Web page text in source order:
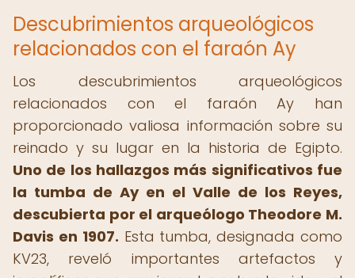
Descubrimientos arqueológicos
relacionados con el faraón Ay
Los descubrimientos arqueológicos
relacionados con el faraón Ay han
proporcionado valiosa información sobre su
reinado y su lugar en la historia de Egipto.
Uno de los hallazgos más significativos fue
la tumba de Ay en el Valle de los Reyes,
descubierta por el arqueólogo Theodore M.
Davis en 1907. Esta tumba, designada como
KV23, reveló importantes artefactos y